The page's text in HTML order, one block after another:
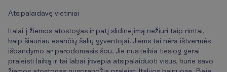
Atsipalaidavę vietiniai
Italai į žiemos atostogas ir patį slidinėjimą nežiūri taip rimtai,
kaip šiauriau esančių šalių gyventojai. Jiems tai nėra ištvermės
išbandymo ar parodomasis šou. Jie nusiteikia tiesiog gerai
praleisti laiką ir tai labai įkvepia atsipalaiduoti visus, kurie savo